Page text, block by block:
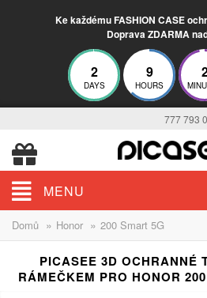
Ke každému FASHION CASE
Doprava ZDARMA
2
DAYS
9
HOURS
777 793
MENU
Domů » Honor » 200 Smart 5G
PICASEE 3D OCHRANNÉ
RÁMEČKEM PRO HONOR